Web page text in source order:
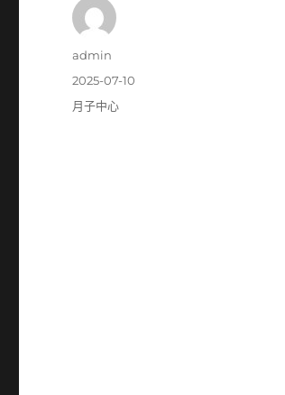
作
admin
發
佈
2025-07-10
分
月子中心